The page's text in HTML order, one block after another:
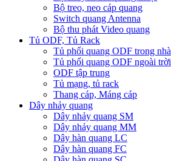
Bộ treo, neo cáp quang
Switch quang Antenna
Bộ thu phát Video quang
Tủ ODF, Tủ Rack
Tủ phối quang ODF trong nhà
Tủ phối quang ODF ngoài trời
ODF tập trung
Tủ mạng, tủ rack
Thang cáp, Máng cáp
Dây nhảy quang
Dây nhảy quang SM
Dây nhảy quang MM
Dây hàn quang LC
Dây hàn quang FC